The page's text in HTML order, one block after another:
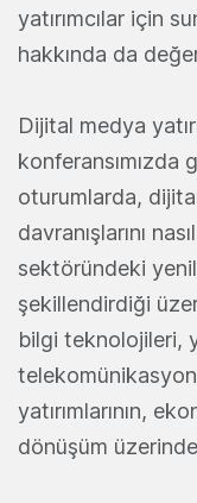
yatırımcılar için
hakkında da
Dijital medya
konferansımızda
oturumlarda,
davranışlarını
sektöründeki
şekillendirdiği
bilgi teknolojileri,
yatırımlarının,
dönüşüm